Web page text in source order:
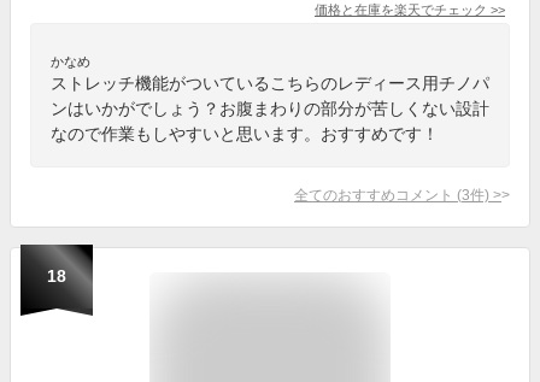
価格と在庫を楽天でチェック >>
かなめ
ストレッチ機能がついているこちらのレディース用チノパ
ンはいかがでしょう？お腹まわりの部分が苦しくない設計
なので作業もしやすいと思います。おすすめです！
全てのおすすめコメント (3件) >
18